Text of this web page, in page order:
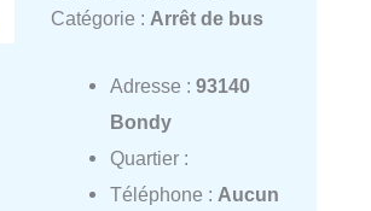
Catégorie : Arrêt de bus
Adresse : 93140
Bondy
Quartier :
Téléphone : Aucun